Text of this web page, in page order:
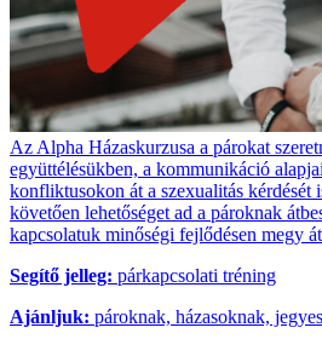
Az Alpha Házaskurzusa a párokat
együttélésükben, a kommunikáció
konfliktusokon át a szexualitás kérdését
követően lehetőséget ad a pároknak
kapcsolatuk minőségi fejlődésen megy
Segítő jelleg: párkapcsolati tréning
Ajánljuk: pároknak, házasoknak,